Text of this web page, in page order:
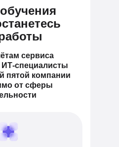
сервиса
ИТ-специалисты
пятой компании
от сферы